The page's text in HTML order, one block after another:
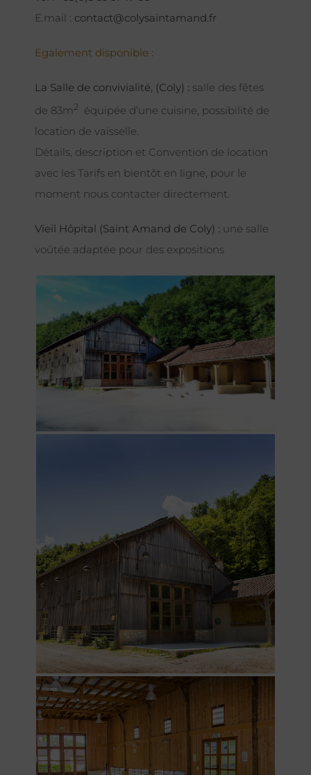
E.mail : contact@colysaintamand.fr
Egalement disponible :
La Salle de convivialité, (Coly) : salle des fêtes
de 83m2 équipée d’une cuisine, possibilité de
location de vaisselle.
Détails, description et Convention de location
avec les Tarifs en bientôt en ligne, pour le
moment nous contacter directement.
Vieil Hôpital (Saint Amand de Coly) : une salle
voûtée adaptée pour des expositions